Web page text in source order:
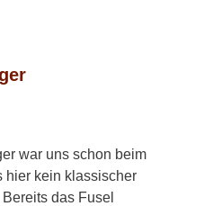
war uns schon beim
hier kein klassischer
das Fusel